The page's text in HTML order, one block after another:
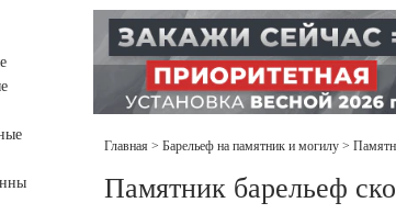
Главная > Барельеф на памятник и могилу >
Памятник барельеф